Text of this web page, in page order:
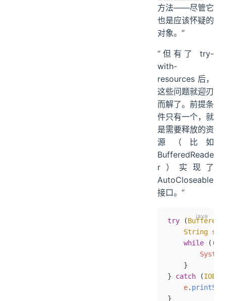
方法——尽管它
也是应该怀疑的
对象。”
“但有了 try-
with-
resources 后，
这些问题就迎刃
而解了。前提条
件只有一个，就
是需要释放的资
源（比如
BufferedReade
r）实现了
AutoCloseable
接口。”
try (
    String
    while
        System
    }
} catch (
    e
.
}